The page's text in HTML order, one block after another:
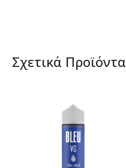
Σχετικά Προϊόντα